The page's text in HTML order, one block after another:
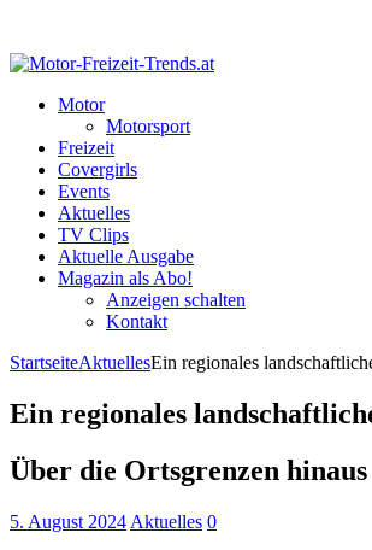
Motor
Motorsport
Freizeit
Covergirls
Events
Aktuelles
TV Clips
Aktuelle Ausgabe
Magazin als Abo!
Anzeigen schalten
Kontakt
StartseiteAktuellesEin regionales
Ein regionales
Über die Ortsgrenzen hinaus
5. August 2024 Aktuelles 0